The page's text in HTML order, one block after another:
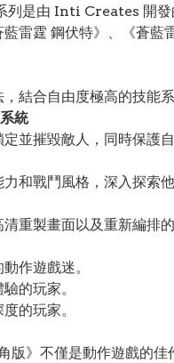
列是由 Inti Creates 開
雷霆 鋼伏特》、《蒼藍
結合自由度極高的技能
統
並摧毀敵人，同時保護
和戰鬥風格，深入探索他
重製畫面以及重新編排
作遊戲迷。
的玩家。
的玩家。
版》不僅是動作遊戲的